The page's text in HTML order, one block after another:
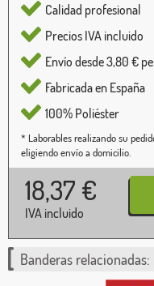
Calidad profesional
Precios IVA incluido
Envío desde 3,80 €
Fabricada en España
100% Poliéster
* Laborables realizando su
eligiendo envío a domicilio.
18,37 €
IVA incluido
Banderas relacionadas: